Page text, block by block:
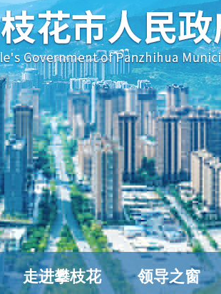
走进攀枝花 领导之窗